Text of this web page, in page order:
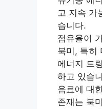
고 지속 가
습니다.
점유율이
북미, 특히
에너지 드
하고 있습
음료에 대
존재는 북